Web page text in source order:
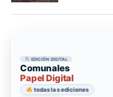
EDICIÓN DIGITAL
Comunales
Papel Digital
todas las ediciones